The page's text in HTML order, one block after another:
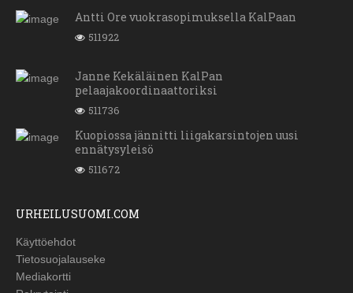
Antti Ore vuokrasopimuksella KalPaan
511922
Janne Kekäläinen KalPan
pelaajakoordinaattoriksi
511736
Kuopiossa jännitti liigakarsintojen uusi
ennätysyleisö
511672
URHEILUSUOMI.COM
Käyttöehdot
Tietosuojalauseke
Mediakortti